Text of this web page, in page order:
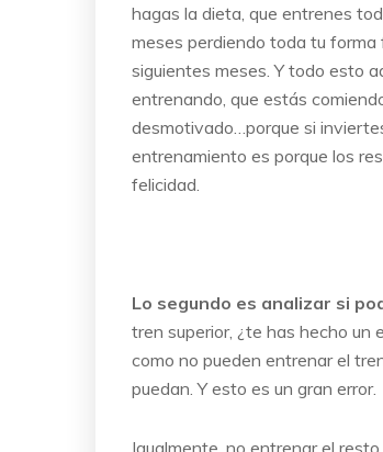
hagas la dieta, que entrenes
meses perdiendo toda tu
siguientes meses. Y todo esto
entrenando, que estás
desmotivado…porque si
entrenamiento es porque los
felicidad.
Lo segundo es analizar si
tren superior, ¿te has hecho un
como no pueden entrenar el
puedan. Y esto es un gran error.